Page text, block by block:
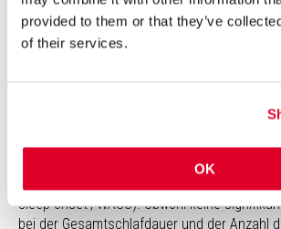
provided to them or that they’ve
of their services.
OK
Verbesserung der
Theanin (50 mg), Koffein (30 mg), beides
Ergebnisse zeigten in der Gruppe, die
auch Koffein erhielt, eine signifikante
sleep onset', WASO). Obwohl keine
bei der Gesamtschlafdauer und der Anzahl